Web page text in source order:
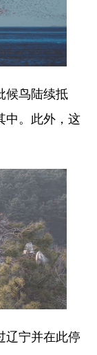
鸟陆续抵
中。此外，这
宁并在此停